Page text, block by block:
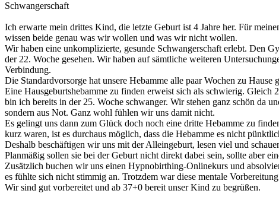
Schwangerschaft
Ich erwarte mein drittes Kind, die letzte Geburt ist 4 Jahre her. Für
wissen beide genau was wir wollen und was wir nicht wollen.
Wir haben eine unkomplizierte, gesunde Schwangerschaft erlebt. Den
der 22. Woche gesehen. Wir haben auf sämtliche weiteren
Verbindung.
Die Standardvorsorge hat unsere Hebamme alle paar Wochen zu
Eine Hausgeburtshebamme zu finden erweist sich als schwierig. Gleich
bin ich bereits in der 25. Woche schwanger. Wir stehen ganz schön
sondern aus Not. Ganz wohl fühlen wir uns damit nicht.
Es gelingt uns dann zum Glück doch noch eine dritte Hebamme zu
kurz waren, ist es durchaus möglich, dass die Hebamme es nicht
Deshalb beschäftigen wir uns mit der Alleingeburt, lesen viel und
Planmäßig sollen sie bei der Geburt nicht direkt dabei sein, sollte aber
Zusätzlich buchen wir uns einen Hypnobirthing-Onlinekurs und
es fühlte sich nicht stimmig an. Trotzdem war diese mentale
Wir sind gut vorbereitet und ab 37+0 bereit unser Kind zu begrüßen.